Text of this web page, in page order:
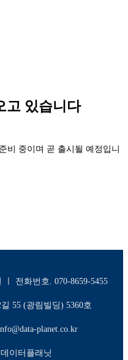
고 있습니다
비 중이며 곧 출시될 예정입니
전화번호. 070-8659-5455
55 (광림빌딩) 5360호
planet.co.kr
이터플래닛